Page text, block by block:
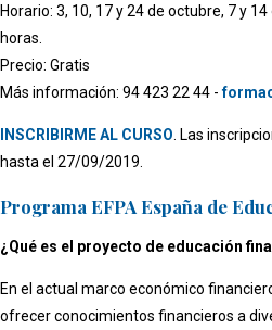
Horario: 3, 10, 17 y 24 de octubre, 7 y
horas.
Precio: Gratis
Más información: 94 423 22 44 -
INSCRIBIRME AL CURSO . Las
hasta el 27/09/2019.
Programa EFPA España de
¿Qué es el proyecto de educación
En el actual marco económico
ofrecer conocimientos financieros a